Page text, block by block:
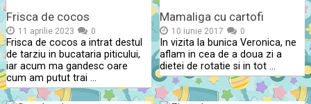
Frisca de cocos
11 aprilie 2023 0
Frisca de cocos a intrat destul
de tarziu in bucataria piticului,
iar acum ma gandesc oare
cum am putut trai …
Mamaliga cu cartofi
10 iunie 2017 0
In vizita la bunica Veronica, ne
aflam in cea de a doua zi a
dietei de rotatie si in tot …